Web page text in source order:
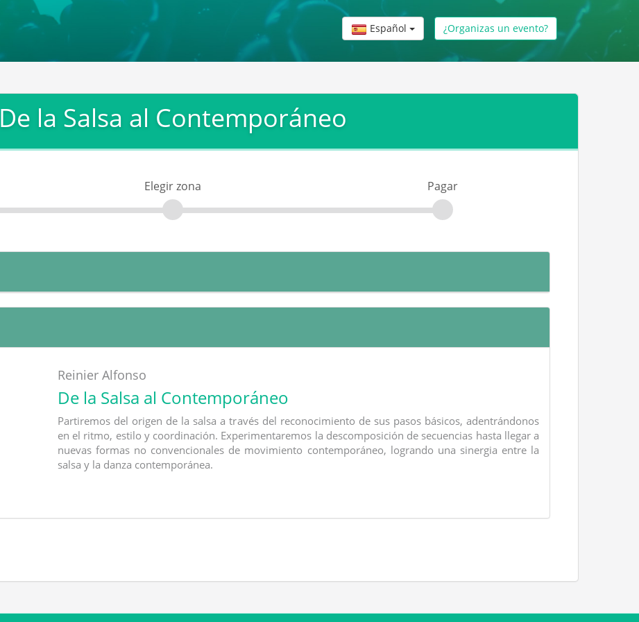
Español ¿Organizas un evento?
De la Salsa al Contemporáneo
Elegir zona Pagar
Reinier Alfonso
De la Salsa al Contemporáneo
Partiremos del origen de la salsa a través del reconocimiento de sus pasos básicos, adentrándonos
en el ritmo, estilo y coordinación. Experimentaremos la descomposición de secuencias hasta llegar a
nuevas formas no convencionales de movimiento contemporáneo, logrando una sinergia entre la
salsa y la danza contemporánea.